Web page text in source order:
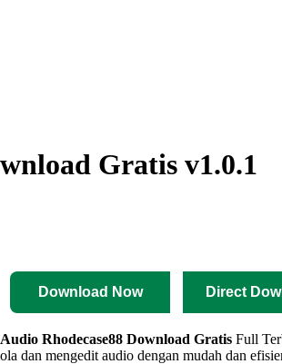
Gratis v1.0.1
Download Now Direct
Rhodecase88 Download Gratis Full
dan mengedit audio dengan mudah dan